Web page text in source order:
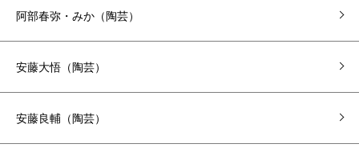
阿部春弥・みか（陶芸）
安藤大悟（陶芸）
安藤良輔（陶芸）